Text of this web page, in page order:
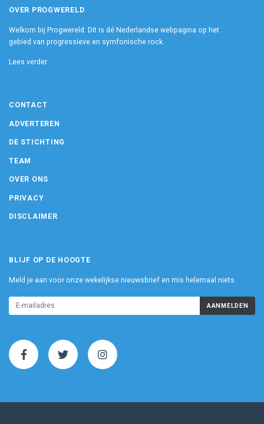
OVER PROGWERELD
Welkom bij Progwereld. Dit is dé Nederlandse webpagina op het
gebied van progressieve en symfonische rock.
Lees verder
CONTACT
ADVERTEREN
DE STICHTING
TEAM
OVER ONS
PRIVACY
DISCLAIMER
BLIJF OP DE HOOGTE
Meld je aan voor onze wekelijkse nieuwsbrief en mis helemaal niets.
AANMELDEN